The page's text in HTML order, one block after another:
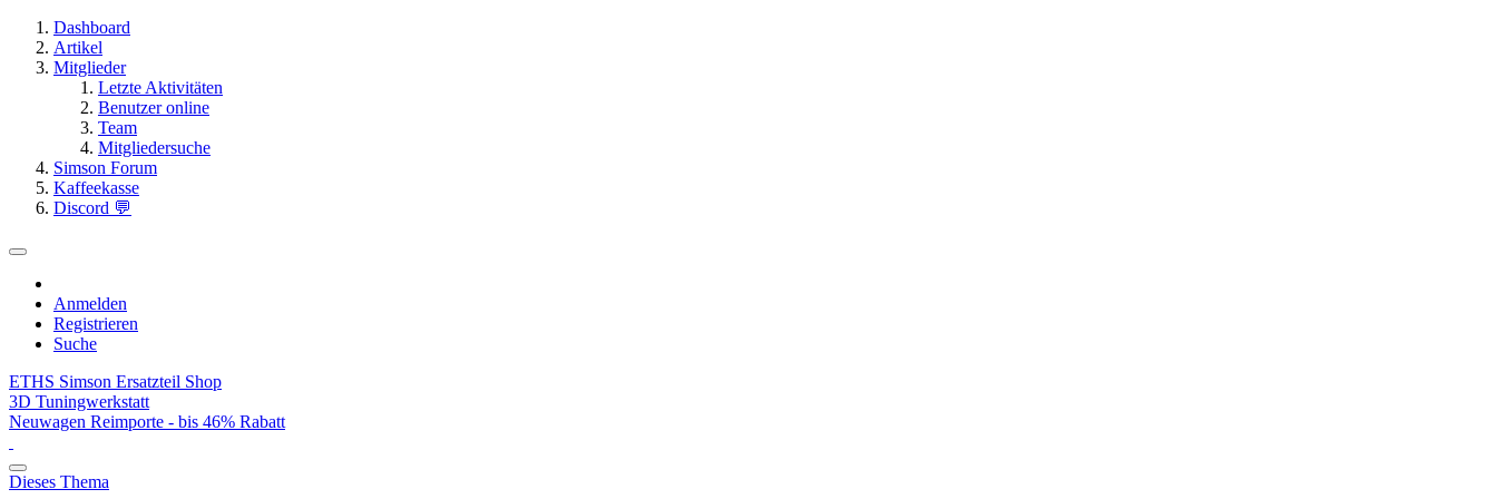
Dashboard
Artikel
Mitglieder
Letzte Aktivitäten
Benutzer online
Team
Mitgliedersuche
Simson Forum
Kaffeekasse
Discord 💬
Anmelden
Registrieren
Suche
ETHS Simson Ersatzteil Shop
3D Tuningwerkstatt
Neuwagen Reimporte - bis 46% Rabatt
Dieses Thema